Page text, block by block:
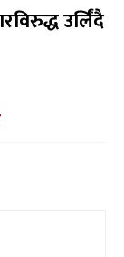
उर्लिंदै